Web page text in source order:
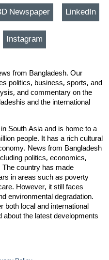
Newspaper LinkedIn
Instagram
from Bangladesh. Our
politics, business, sports, and
and commentary on the
and the international
South Asia and is home to a
people. It has a rich cultural
News from Bangladesh
politics, economics,
country has made
in areas such as poverty
However, it still faces
environmental degradation.
both local and international
the latest developments